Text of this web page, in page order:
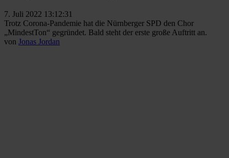
7. Juli 2022 13:12:31
Trotz Corona-Pandemie hat die Nürnberger SPD den Chor
„MindestTon“ gegründet. Bald steht der erste große Auftritt an.
von Jonas Jordan